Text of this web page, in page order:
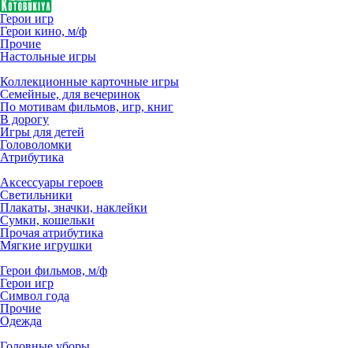
Герои игр
Герои кино, м/ф
Прочие
Настольные игры
Коллекционные карточные игры
Семейные, для вечеринок
По мотивам фильмов, игр, книг
В дорогу
Игры для детей
Головоломки
Атрибутика
Аксессуары героев
Светильники
Плакаты, значки, наклейки
Сумки, кошельки
Прочая атрибутика
Мягкие игрушки
Герои фильмов, м/ф
Герои игр
Символ года
Прочие
Одежда